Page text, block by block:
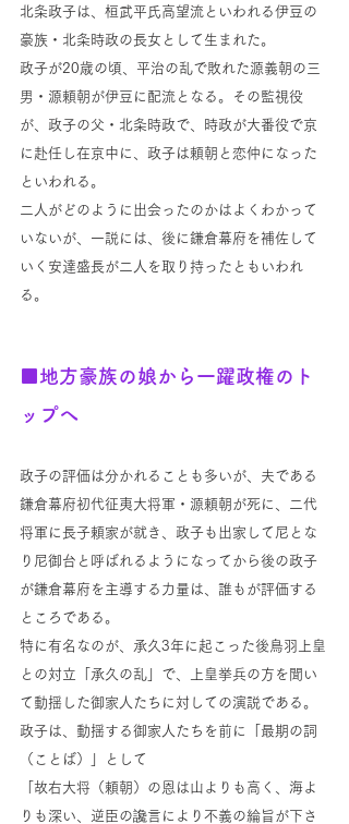
北条政子は、桓武平氏高望流といわれる伊豆の
豪族・北条時政の長女として生まれた。
政子が20歳の頃、平治の乱で敗れた源義朝の三
男・源頼朝が伊豆に配流となる。その監視役
が、政子の父・北条時政で、時政が大番役で京
に赴任し在京中に、政子は頼朝と恋仲になった
といわれる。
二人がどのように出会ったのかはよくわかって
いないが、一説には、後に鎌倉幕府を補佐して
いく安達盛長が二人を取り持ったともいわれ
る。
■地方豪族の娘から一躍政権のト
ップへ
政子の評価は分かれることも多いが、夫である
鎌倉幕府初代征夷大将軍・源頼朝が死に、二代
将軍に長子頼家が就き、政子も出家して尼とな
り尼御台と呼ばれるようになってから後の政子
が鎌倉幕府を主導する力量は、誰もが評価する
ところである。
特に有名なのが、承久3年に起こった後鳥羽上皇
との対立「承久の乱」で、上皇挙兵の方を聞い
て動揺した御家人たちに対しての演説である。
政子は、動揺する御家人たちを前に「最期の詞
（ことば）」として
「故右大将（頼朝）の恩は山よりも高く、海よ
りも深い、逆臣の讒言により不義の綸旨が下さ